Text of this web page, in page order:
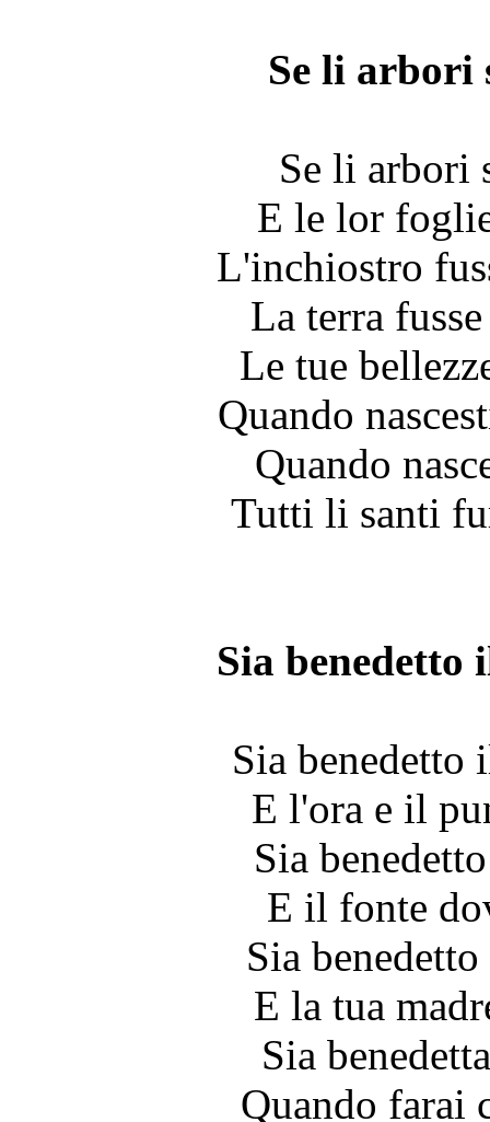
Se li arbori
Se li arbori
E le lor
L'inchiostro
La terra
Le tue
Quando
Quando
Tutti li santi
Sia benedetto
Sia benedetto
E l'ora e il
Sia
E il fonte
Sia
E la tua
Sia
Quando farai